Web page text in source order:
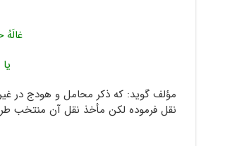
مؤلف گوید: که ذکر محامل و هودج در
نقل فرموده لکن مأخذ نقل آن منتخب